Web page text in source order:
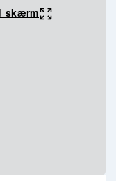
med en
udhus til
skærm